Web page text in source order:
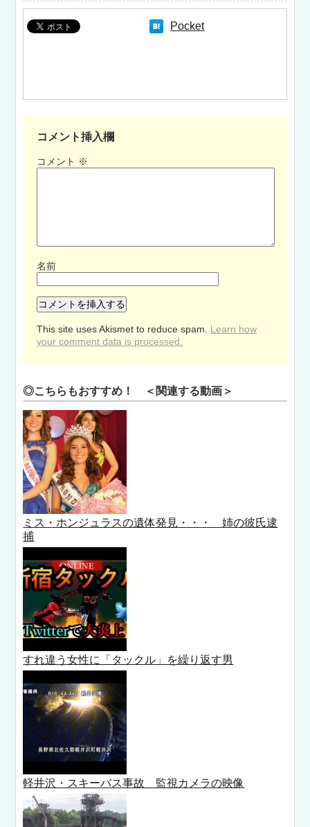
Pocket
コメント挿入欄
コメント ※
名前
This site uses Akismet to reduce spam. Learn how
your comment data is processed.
◎こちらもおすすめ！ ＜関連する動画＞
ミス・ホンジュラスの遺体発見・・・ 姉の彼氏逮
捕
すれ違う女性に「タックル」を繰り返す男
軽井沢・スキーバス事故 監視カメラの映像